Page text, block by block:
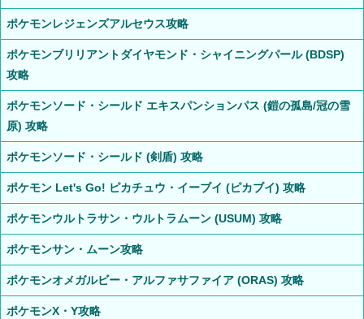
ポケモンレジェンズアルセウス攻略
ポケモンブリリアントダイヤモンド・シャイニングパール (BDSP)
攻略
ポケモンソード・シールド エキスパンションパス (鎧の孤島/冠の雪
原) 攻略
ポケモンソード・シールド (剣盾) 攻略
ポケモン Let's Go! ピカチュウ・イーブイ (ピカブイ) 攻略
ポケモンウルトラサン・ウルトラムーン (USUM) 攻略
ポケモンサン・ムーン攻略
ポケモンオメガルビー・アルファサファイア (ORAS) 攻略
ポケモンX・Y攻略